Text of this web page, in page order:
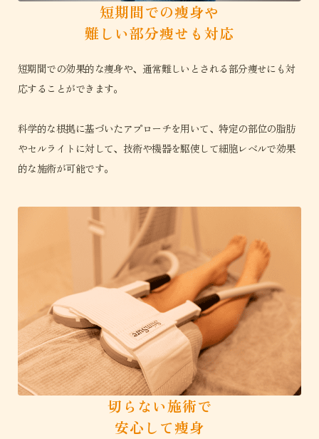
短期間での痩身や
難しい部分痩せも対応
短期間での効果的な痩身や、通常難しいとされる部分痩せにも対
応することができます。
科学的な根拠に基づいたアプローチを用いて、特定の部位の脂肪
やセルライトに対して、技術や機器を駆使して細胞レベルで効果
的な施術が可能です。
切らない施術で
安心して痩身